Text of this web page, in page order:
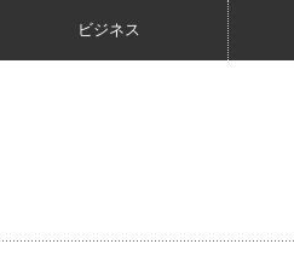
ビジネス